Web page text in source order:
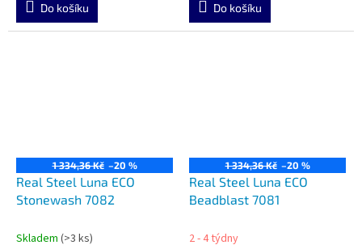
Do košíku Do košíku
1 334,36 Kč –20 %
Real Steel Luna ECO
Stonewash 7082
Skladem (>3 ks)
1 334,36 Kč –20 %
Real Steel Luna ECO
Beadblast 7081
2 - 4 týdny